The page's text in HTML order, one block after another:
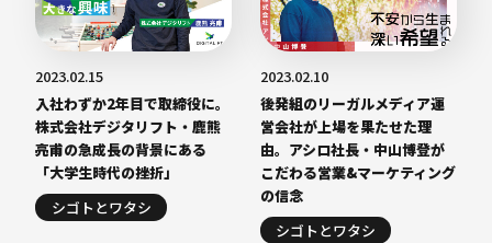
2023.02.15
入社わずか2年目で取締役に。
株式会社デジタリフト・鹿熊
亮甫の急成長の背景にある
「大学生時代の挫折」
シゴトとワタシ
2023.02.10
後発組のリーガルメディア運
営会社が上場を果たせた理
由。アシロ社長・中山博登が
こだわる営業&マーケティング
の信念
シゴトとワタシ